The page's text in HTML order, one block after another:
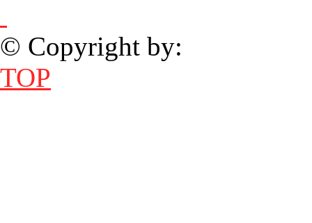
© Copyright by:
TOP